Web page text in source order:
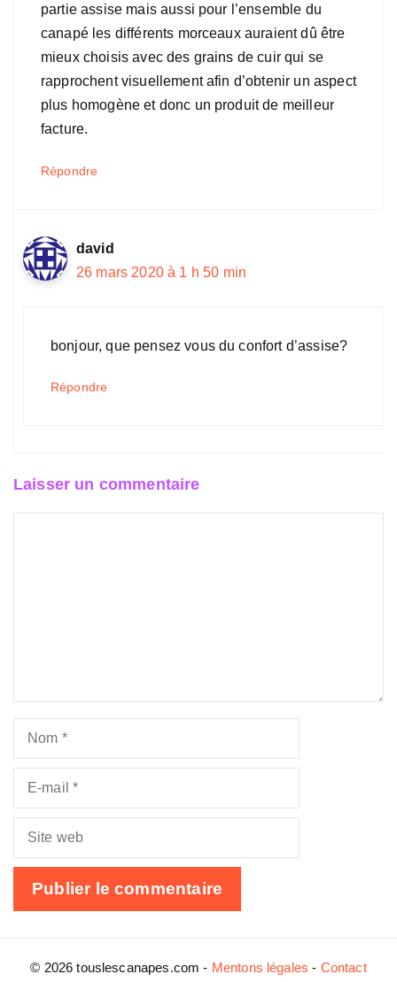
partie assise mais aussi pour l’ensemble du
canapé les différents morceaux auraient dû être
mieux choisis avec des grains de cuir qui se
rapprochent visuellement afin d’obtenir un aspect
plus homogène et donc un produit de meilleur
facture.
Répondre
david
26 mars 2020 à 1 h 50 min
bonjour, que pensez vous du confort d’assise?
Répondre
Laisser un commentaire
Nom
Site
© 2026 touslescanapes.com - Mentons légales - Contact